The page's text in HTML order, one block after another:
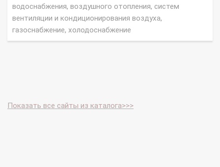
водоснабжения, воздушного отопления, систем
вентиляции и кондиционирования воздуха,
газоснабжение, холодоснабжение
Показать все сайты из каталога>>>